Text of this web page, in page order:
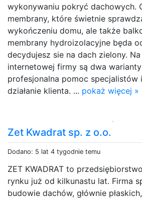
wykonywaniu pokryć dachowych.
membrany, które świetnie
wykończeniu domu, ale także
membrany hydroizolacyjne będa
decydujesz sie na dach zielony.
internetowej firmy są dwa warianty
profesjonalna pomoc specjalistów
działanie klienta. ... pokaż więcej »
Zet Kwadrat sp. z o.o.
Dodano: 5 lat 4 tygodnie temu
ZET KWADRAT to
rynku już od kilkunastu lat. Firma
budowie dachów, głównie